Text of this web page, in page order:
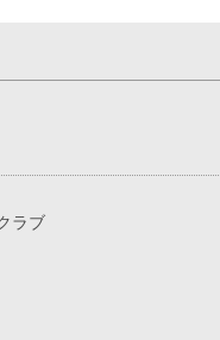
ラブ